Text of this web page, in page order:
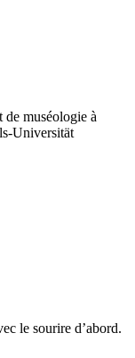
de muséologie à
Universität
le sourire d’abord.